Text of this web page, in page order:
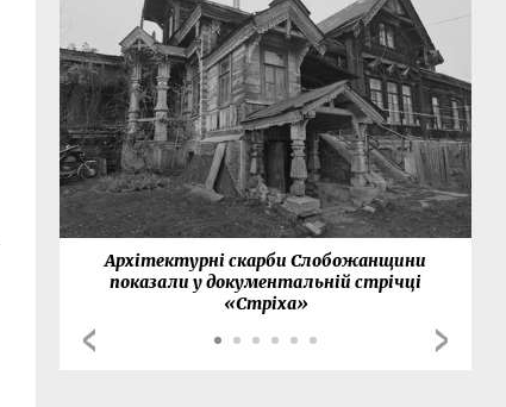
Архітектурні скарби Слобожанщини
показали у документальній стрічці
«Стріха»